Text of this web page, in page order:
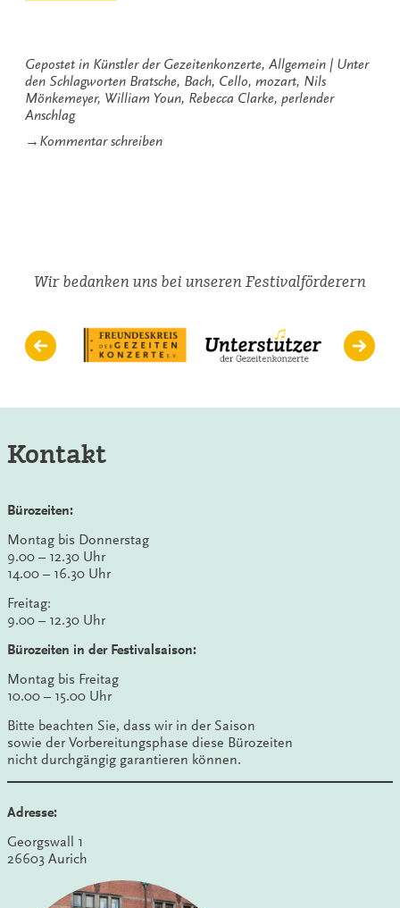
dein
Herz
hinein“
Gepostet in Künstler der Gezeitenkonzerte, Allgemein
Unter
den Schlagworten Bratsche, Bach, Cello, mozart, Nils
Mönkemeyer, William Youn, Rebecca Clarke, perlender
Anschlag
→ Kommentar schreibenzu
Wir bedanken uns bei unseren Festivalförderern
Kontakt
Bürozeiten:
Montag bis Donnerstag
9.00 – 12.30 Uhr
14.00 – 16.30 Uhr
Freitag:
9.00 – 12.30 Uhr
Bürozeiten in der Festivalsaison:
Montag bis Freitag
10.00 – 15.00 Uhr
Bitte beachten Sie, dass wir in der Saison
sowie der Vorbereitungsphase diese Bürozeiten
nicht durchgängig garantieren können.
Adresse:
Georgswall 1
26603 Aurich